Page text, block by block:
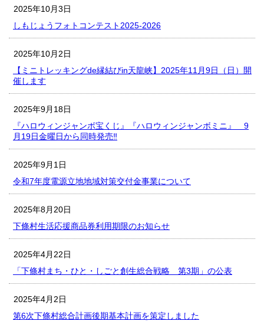
2025年10月3日
しもじょうフォトコンテスト2025-2026
2025年10月2日
【ミニトレッキングde縁結びin天龍峡】2025年11月9日（日）開
催します
2025年9月18日
『ハロウィンジャンボ宝くじ』『ハロウィンジャンボミニ』 9
月19日金曜日から同時発売‼
2025年9月1日
令和7年度電源立地地域対策交付金事業について
2025年8月20日
下條村生活応援商品券利用期限のお知らせ
2025年4月22日
「下條村まち・ひと・しごと創生総合戦略 第3期」の公表
2025年4月2日
第6次下條村総合計画後期基本計画を策定しました